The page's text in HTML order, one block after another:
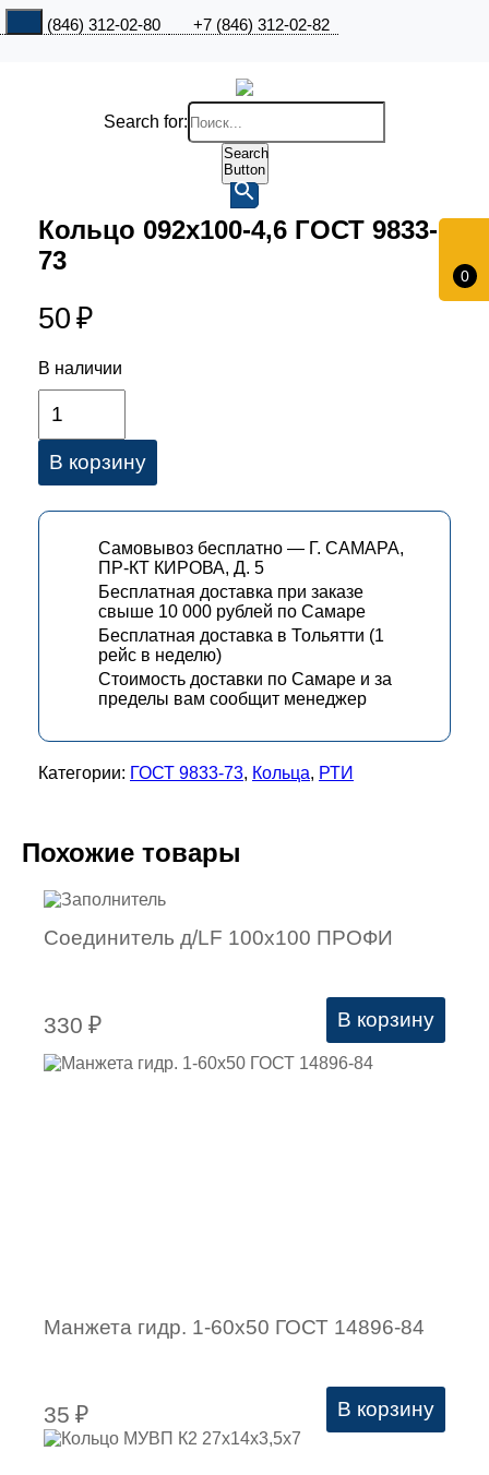
+7 (846) 312-02-80 +7 (846) 312-02-82
0
Search for:
Search
Button
Кольцо 092х100-4,6 ГОСТ 9833-
73
50 ₽
В наличии
В корзину
Самовывоз бесплатно — Г. САМАРА,
ПР-КТ КИРОВА, Д. 5
Бесплатная доставка при заказе
свыше 10 000 рублей по Самаре
Бесплатная доставка в Тольятти (1
рейс в неделю)
Стоимость доставки по Самаре и за
пределы вам сообщит менеджер
Категории: ГОСТ 9833-73, Кольца, РТИ
Похожие товары
Соединитель д/LF 100х100 ПРОФИ
330 ₽ В корзину
Манжета гидр. 1-60х50 ГОСТ 14896-84
35 ₽ В корзину